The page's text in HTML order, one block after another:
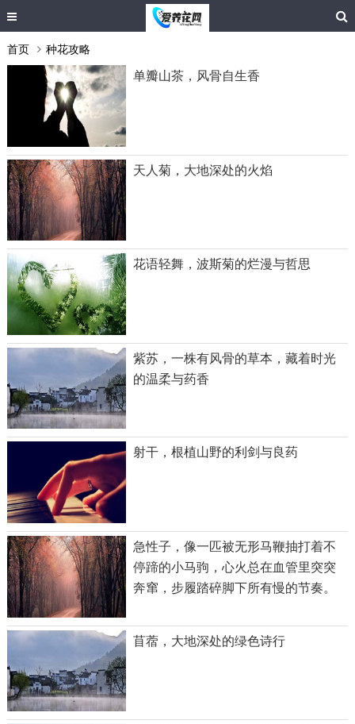
首页 种花攻略
单瓣山茶，风骨自生香
天人菊，大地深处的火焰
花语轻舞，波斯菊的烂漫与哲思
紫苏，一株有风骨的草本，藏着时光
的温柔与药香
射干，根植山野的利剑与良药
急性子，像一匹被无形马鞭抽打着不
停蹄的小马驹，心火总在血管里突突
奔窜，步履踏碎脚下所有慢的节奏。
摆，世界却偏偏要配合它那催促的滴
答声
苜蓿，大地深处的绿色诗行